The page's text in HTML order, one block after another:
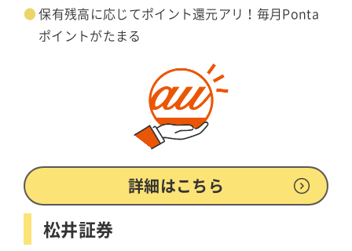
保有残高に応じてポイント還元アリ！毎月Ponta
ポイントがたまる
詳細はこちら
松井証券